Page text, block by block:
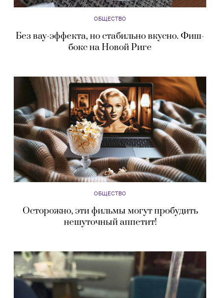
ОБЩЕСТВО
Без вау-эффекта, но стабильно вкусно. Фиш-
бокс на Новой Риге
ОБЩЕСТВО
Осторожно, эти фильмы могут пробудить
нешуточный аппетит!